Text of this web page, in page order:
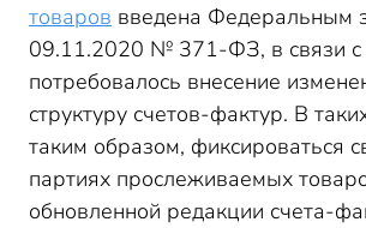
товаров введена Федеральным
09.11.2020 № 371-ФЗ, в связи с
потребовалось внесение
структуру счетов-фактур. В
таким образом, фиксироваться
партиях прослеживаемых
обновленной редакции счета-